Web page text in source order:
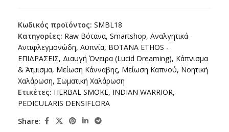
Κωδικός προϊόντος: SMBL18
Κατηγορίες: Raw Βότανα, Smartshop, Αναλγητικά -
Αντιφλεγμονώδη, Αϋπνία, ΒΟΤΑΝΑ ETHOS -
ΕΠΙΔΡΑΣΕΙΣ, Διαυγή Όνειρα (Lucid Dreaming), Κάπνισμα
& Άτμισμα, Μείωση Κάνναβης, Μείωση Καπνού, Νοητική
Χαλάρωση, Σωματική Χαλάρωση
Ετικέτες: HERBAL SMOKE, INDIAN WARRIOR,
PEDICULARIS DENSIFLORA
Share: